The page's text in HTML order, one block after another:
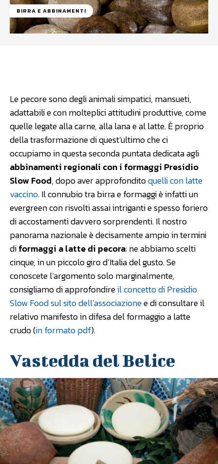
BIRRA E ABBINAMENTI
Le pecore sono degli animali simpatici, mansueti,
adattabili e con molteplici attitudini produttive, come
quelle legate alla carne, alla lana e al latte. È proprio
della trasformazione di quest’ultimo che ci
occupiamo in questa seconda puntata dedicata agli
abbinamenti regionali con i formaggi Presidio
Slow Food, dopo aver approfonditoquelli con latte
vaccino. Il connubio tra birra e formaggi è infatti un
evergreen con risvolti assai intriganti e spesso foriero
di accostamenti davvero sorprendenti. Il nostro
panorama nazionale è decisamente ampio in termini
diformaggi a latte di pecora: ne abbiamo scelti
cinque, in un piccolo giro d’Italia del gusto. Se
conoscete l’argomento solo marginalmente,
consigliamo di approfondireil concetto di Presidio
Slow Food sul sito dell’associazionee di consultare il
relativo manifesto in difesa del formaggio a latte
crudo (in formato pdf).
Vastedda del Belice